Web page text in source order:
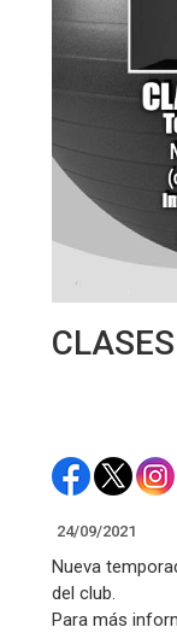
24/09/2021
Nueva
del club.
Para más